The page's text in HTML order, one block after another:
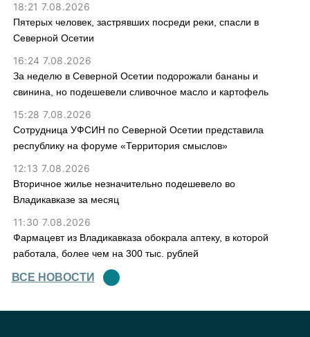
18:21 7.08.2026
Пятерых человек, застрявших посреди реки, спасли в
Северной Осетии
16:24 7.08.2026
За неделю в Северной Осетии подорожали бананы и
свинина, но подешевели сливочное масло и картофель
15:28 7.08.2026
Сотрудница УФСИН по Северной Осетии представила
республику на форуме «Территория смыслов»
12:13 7.08.2026
Вторичное жилье незначительно подешевело во
Владикавказе за месяц
11:30 7.08.2026
Фармацевт из Владикавказа обокрала аптеку, в которой
работала, более чем на 300 тыс. рублей
ВСЕ НОВОСТИ